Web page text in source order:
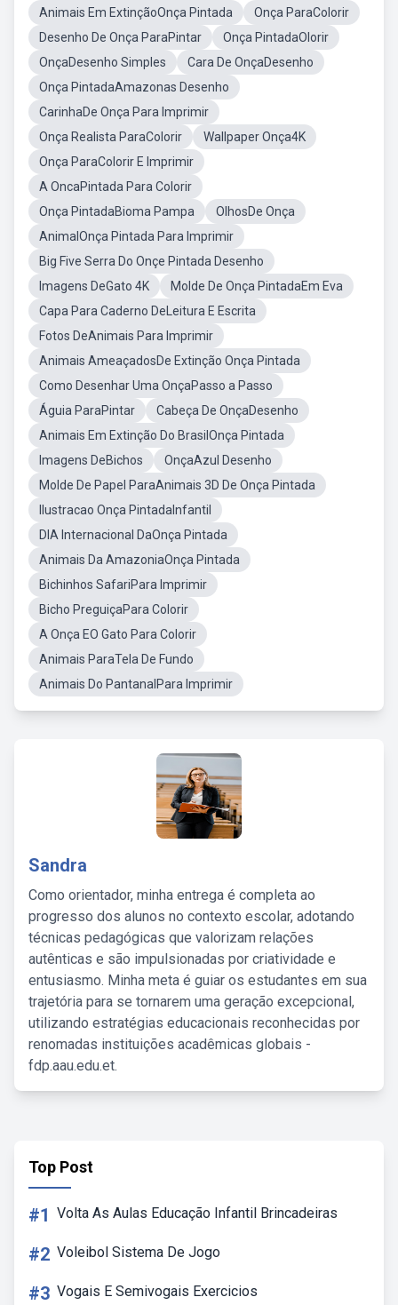
Animais Em ExtinçãoOnça Pintada
Onça ParaColorir
Desenho De Onça ParaPintar
Onça PintadaOlorir
OnçaDesenho Simples
Cara De OnçaDesenho
Onça PintadaAmazonas Desenho
CarinhaDe Onça Para Imprimir
Onça Realista ParaColorir
Wallpaper Onça4K
Onça ParaColorir E Imprimir
A OncaPintada Para Colorir
Onça PintadaBioma Pampa
OlhosDe Onça
AnimalOnça Pintada Para Imprimir
Big Five Serra Do Onçe Pintada Desenho
Imagens DeGato 4K
Molde De Onça PintadaEm Eva
Capa Para Caderno DeLeitura E Escrita
Fotos DeAnimais Para Imprimir
Animais AmeaçadosDe Extinção Onça Pintada
Como Desenhar Uma OnçaPasso a Passo
Águia ParaPintar
Cabeça De OnçaDesenho
Animais Em Extinção Do BrasilOnça Pintada
Imagens DeBichos
OnçaAzul Desenho
Molde De Papel ParaAnimais 3D De Onça Pintada
Ilustracao Onça PintadaInfantil
DIA Internacional DaOnça Pintada
Animais Da AmazoniaOnça Pintada
Bichinhos SafariPara Imprimir
Bicho PreguiçaPara Colorir
A Onça EO Gato Para Colorir
Animais ParaTela De Fundo
Animais Do PantanalPara Imprimir
Sandra
Como orientador, minha entrega é completa ao
progresso dos alunos no contexto escolar, adotando
técnicas pedagógicas que valorizam relações
autênticas e são impulsionadas por criatividade e
entusiasmo. Minha meta é guiar os estudantes em sua
trajetória para se tornarem uma geração excepcional,
utilizando estratégias educacionais reconhecidas por
renomadas instituições acadêmicas globais -
fdp.aau.edu.et.
Top Post
#1 Volta As Aulas Educação Infantil Brincadeiras
#2 Voleibol Sistema De Jogo
#3 Vogais E Semivogais Exercicios